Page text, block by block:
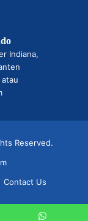
Indiana,
atau
Reserved.
Contact Us